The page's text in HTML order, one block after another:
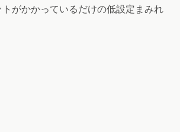
がかかっているだけの低設定まみれ